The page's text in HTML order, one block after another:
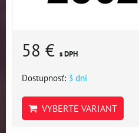
58 € s DPH
Dostupnosť: 3 dni
VYBERTE VARIANT